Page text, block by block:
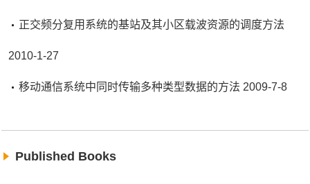
正交频分复用系统的基站及其小区载波资源的调度方法
2010-1-27
移动通信系统中同时传输多种类型数据的方法 2009-7-8
Published Books